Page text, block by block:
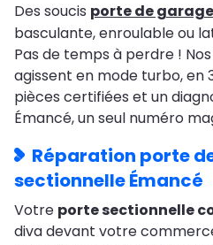
Des soucis porte de
basculante, enroulable ou
Pas de temps à perdre !
agissent en mode turbo, en
pièces certifiées et un
Émancé, un seul numéro
Réparation porte
sectionnelle Émancé
Votre porte sectionnelle
diva devant votre